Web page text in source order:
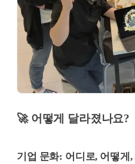
🚀 어떻게 달라졌나요?
기업 문화: 어디로, 어떻게,